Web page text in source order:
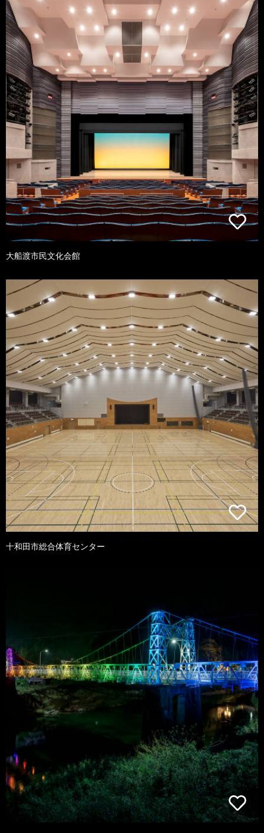
大船渡市民文化会館
十和田市総合体育センター